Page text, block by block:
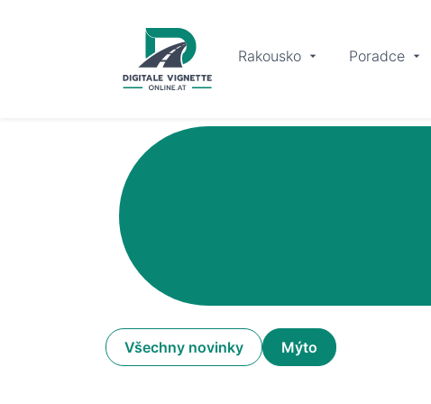
Rakousko Poradce
Všechny novinky Mýto